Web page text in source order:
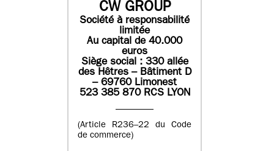
CW GROUP
Société à responsabilité
limitée
Au capital de 40.000
euros
Siège social : 330 allée
des Hêtres – Bâtiment D
– 69760 Limonest
523 385 870 RCS LYON
(Article R236–22 du Code
de commerce)